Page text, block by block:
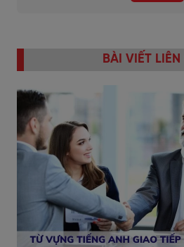
BÀI VIẾT LIÊN